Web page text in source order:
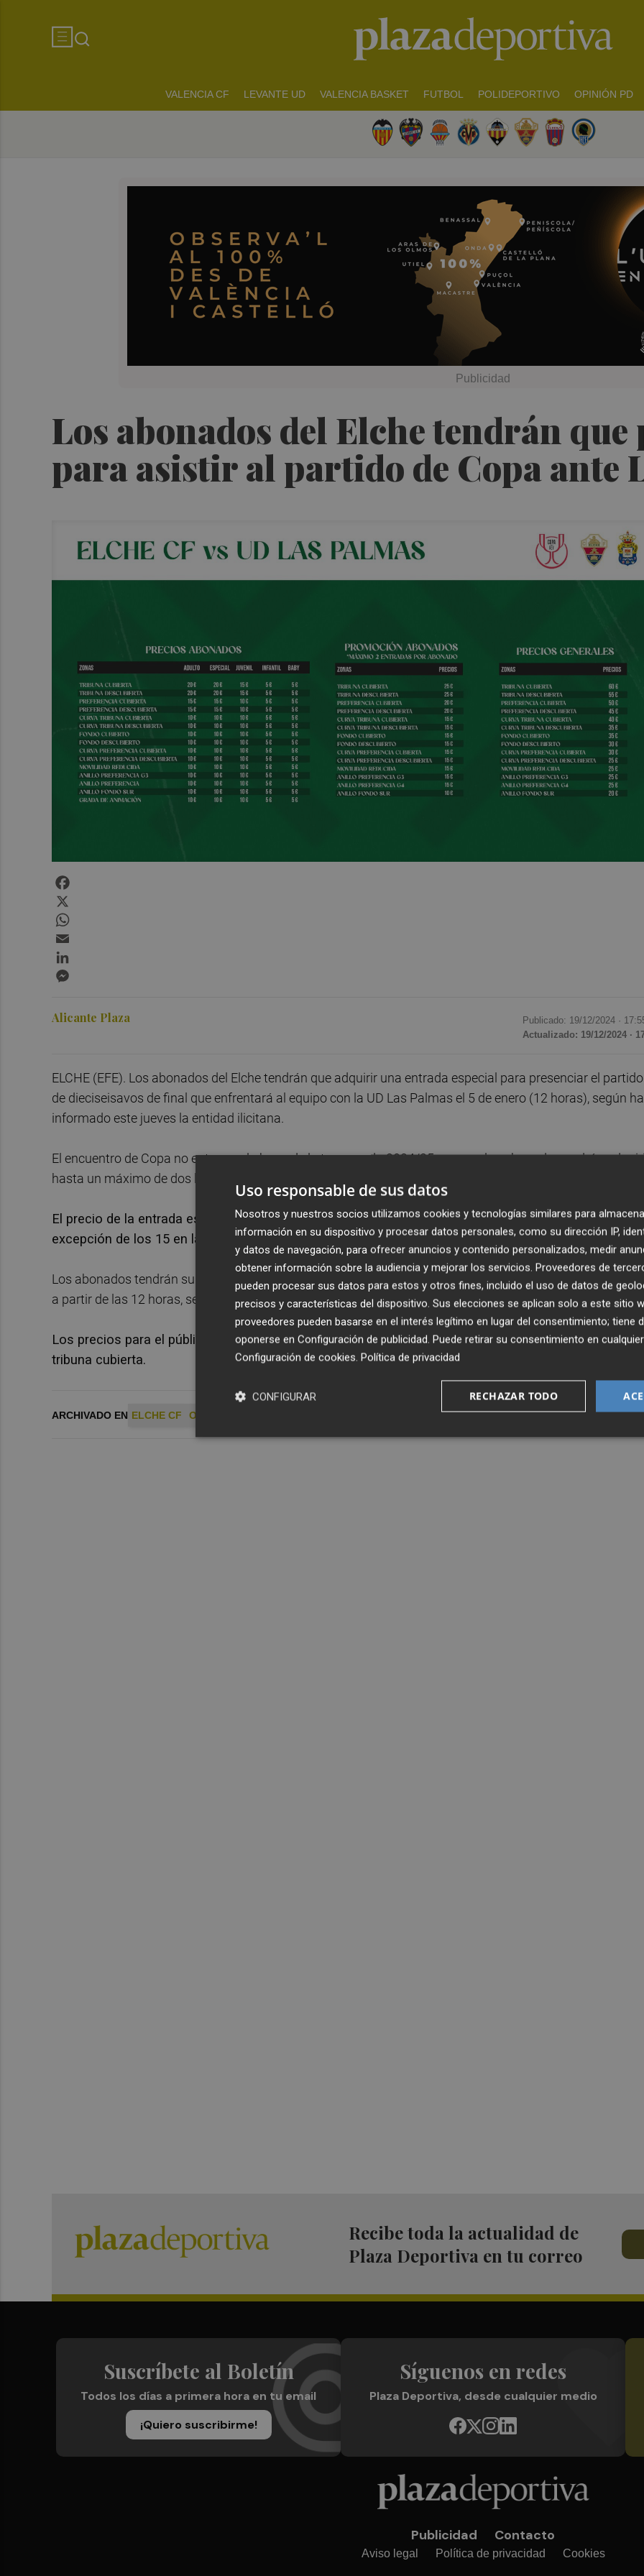
VALENCIA CF LEVANTE UD VALENCIA BASKET FUTBOL POLIDEPORTIVO OPINIÓN PD
Los abonados del Elche tendrán
para asistir al partido de Copa ante
Alicante Plaza Publicado: 19/12/2024 ·
Actualizado: 19/12/2024 ·
ELCHE (EFE). Los abonados del Elche tendrán que adquirir una entrada especial para presenciar el partido
de dieciseisavos de final que enfrentará al equipo con la UD Las Palmas el 5 de enero (12 horas), según ha
informado este jueves la entidad ilicitana.
El encuentro de Copa no entra en el abono de la temporada 2024/25, aunque los abonados podrán
hasta un máximo de dos localidades a precio reducido con respecto al del público en general.
El precio de la entrada especial para los abonados es de 10 euros en la mayoría de las localidades,
excepción de los 15 en las gradas de preferencia y los 20 de las tribunas.
Los abonados tendrán su butaca reservada hasta el 28 de diciembre. El día 30 estas butacas se liberarán y,
a partir de las 12 horas, se pondrán a la venta.
Los precios para el público en general van desde los 20 euros del anillo fondo sur a los 60 de la
tribuna cubierta.
ARCHIVADO EN ELCHE CF OPA
Recibe toda la actualidad de
Plaza Deportiva en tu correo
Suscríbete al Boletín
Todos los días a primera hora en tu email
¡Quiero suscribirme!
Síguenos en redes
Plaza Deportiva, desde cualquier medio
Publicidad Contacto
Aviso legal Política de privacidad Cookies
Uso responsable de sus datos
Nosotros y nuestros socios utilizamos cookies y tecnologías similares para
información en su dispositivo y procesar datos personales, como su dirección IP,
y datos de navegación, para ofrecer anuncios y contenido personalizados, medir
obtener información sobre la audiencia y mejorar los servicios. Proveedores de
pueden procesar sus datos para estos y otros fines, incluido el uso de datos de
precisos y características del dispositivo. Sus elecciones se aplican solo a este sitio
proveedores pueden basarse en el interés legítimo en lugar del consentimiento; tiene
oponerse en Configuración de publicidad. Puede retirar su consentimiento en
Configuración de cookies. Política de privacidad
RECHAZAR TODO
CONFIGURAR